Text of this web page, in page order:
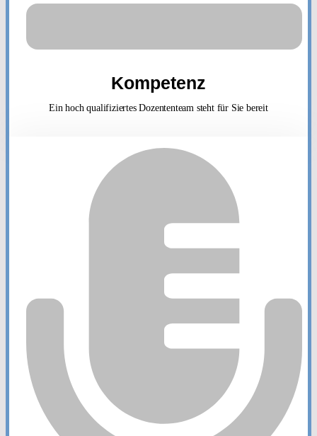
Kompetenz
Ein hoch qualifiziertes Dozententeam steht für Sie bereit